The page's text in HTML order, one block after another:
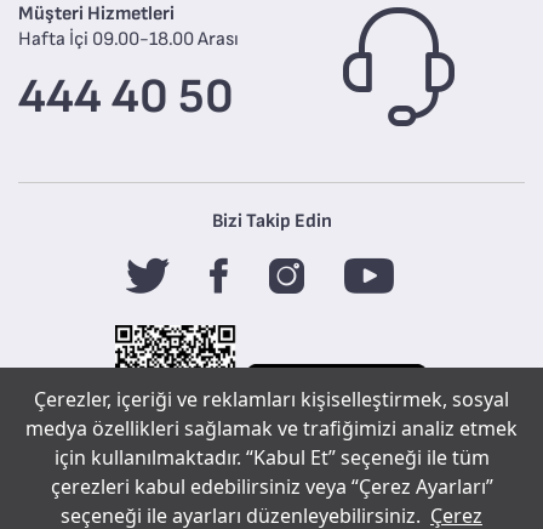
Çerezler, içeriği ve reklamları kişiselleştirmek, sosyal
medya özellikleri sağlamak ve trafiğimizi analiz etmek
için kullanılmaktadır. “Kabul Et” seçeneği ile tüm
çerezleri kabul edebilirsiniz veya “Çerez Ayarları”
seçeneği ile ayarları düzenleyebilirsiniz. Çerez
Müşteri Hizmetleri
Hafta İçi 09.00-18.00 Arası
444 40 50
Bizi Takip Edin
Tefal